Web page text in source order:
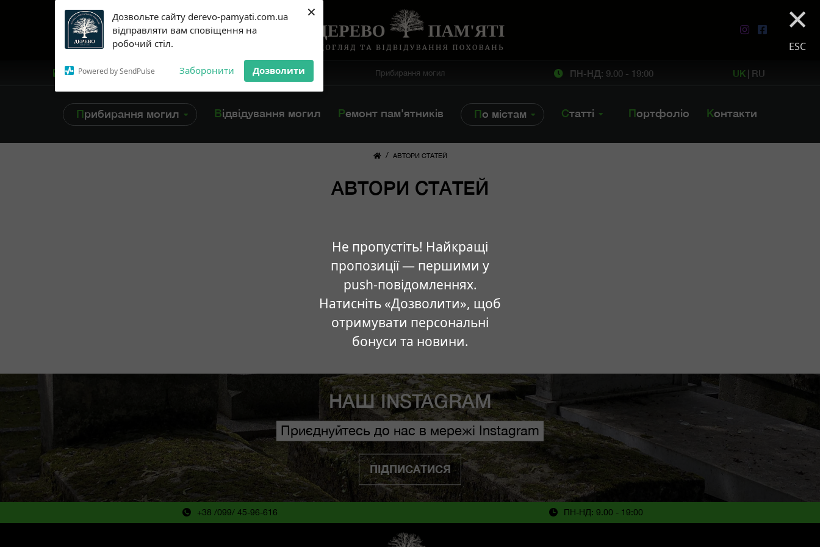
Дозвольте сайту derevo-pamyati.com.ua
відправляти вам сповіщення на
робочий стіл.
Powered by SendPulse Заборонити Дозволити
× ×
ESC
Не пропустіть! Найкращі
пропозиції — першими у
push-повідомленнях.
Натисніть «Дозволити», щоб
отримувати персональні
бонуси та новини.
Subscribe to our
notifications!
To enable permission prompts, click
on the notification icon
+38 /099/ 45-96-616 Прибирання могил ПН-НД: 9.00 - 19:00 UK | RU
Прибирання могил Відвідування могил Ремонт пам'ятників По містам Статті Портфоліо Контакти
/ АВТОРИ СТАТЕЙ
АВТОРИ СТАТЕЙ
НАШ INSTAGRAM
Приєднуйтесь до нас в мережі Instagram
ПІДПИСАТИСЯ
+38 /099/ 45-96-616 ПН-НД: 9.00 - 19:00